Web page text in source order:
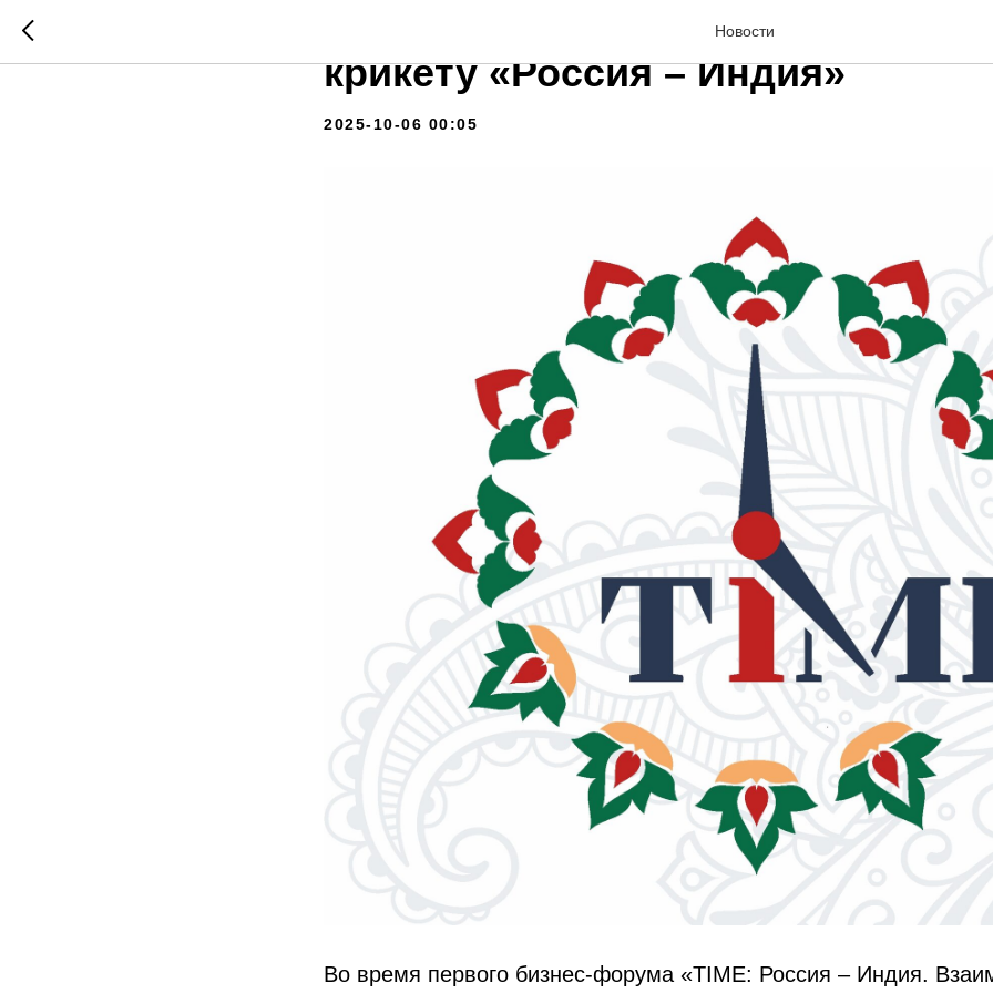
Новости
В Казани пройдет товарищеский
крикету «Россия – Индия»
2025-10-06 00:05
Во время первого бизнес-форума «TIME: Россия – Индия.